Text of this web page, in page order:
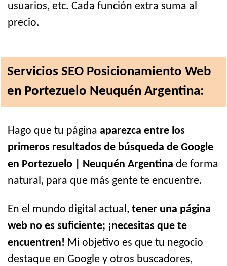
usuarios, etc. Cada función extra suma al
precio.
Servicios SEO Posicionamiento Web
en Portezuelo Neuquén Argentina:
Hago que tu página aparezca entre los
primeros resultados de búsqueda de Google
en Portezuelo | Neuquén Argentina de forma
natural, para que más gente te encuentre.
En el mundo digital actual, tener una página
web no es suficiente; ¡necesitas que te
encuentren! Mi objetivo es que tu negocio
destaque en Google y otros buscadores,